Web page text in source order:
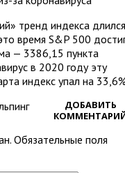
тренд индекса
время S&P 500
— 3386,15 пункта
в 2020 году эту
индекс упал на
ДОБАВИТЬ
Обязательные поля